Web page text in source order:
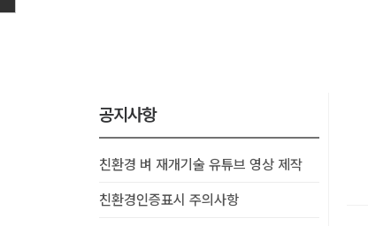
공지사항
친환경 벼 재개기술 유튜브 영상 제작
친환경인증표시 주의사항